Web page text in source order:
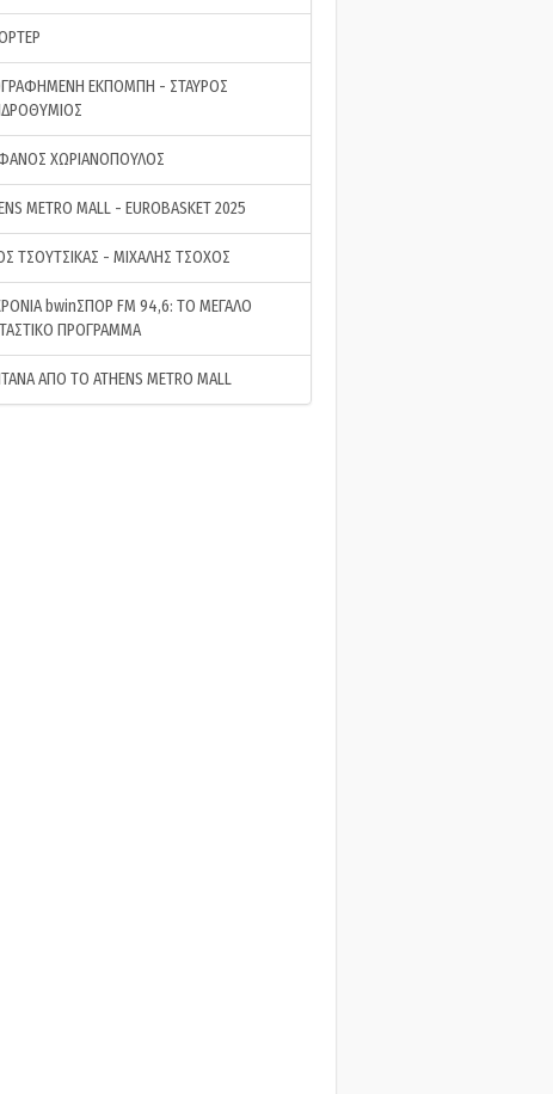
ΕΚΠΟΜΠΗ - ΣΤΑΥΡΟΣ
ΧΩΡΙΑΝΟΠΟΥΛΟΣ
METRO MALL - EUROBASKET 2025
ΤΣΟΥΤΣΙΚΑΣ - ΜΙΧΑΛΗΣ ΤΣΟΧΟΣ
bwinΣΠΟΡ FM 94,6: ΤΟ ΜΕΓΑΛΟ
ΠΡΟΓΡΑΜΜΑ
ΑΠΟ ΤΟ ATHENS METRO MALL